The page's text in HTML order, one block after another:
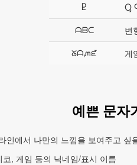
Ⴒ
Ⴓ
ᗩᗷᑕ
변
ᘜᗩᘻᘿ
게
예쁜 문자
인에서 나만의 느낌을 보여주고 싶
코, 게임 등의 닉네임/표시 이름